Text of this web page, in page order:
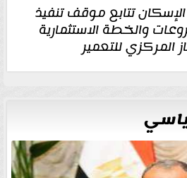
الإسكان تتابع موقف تنفيذ
والخطة الاستثمارية
المركزي للتعمير